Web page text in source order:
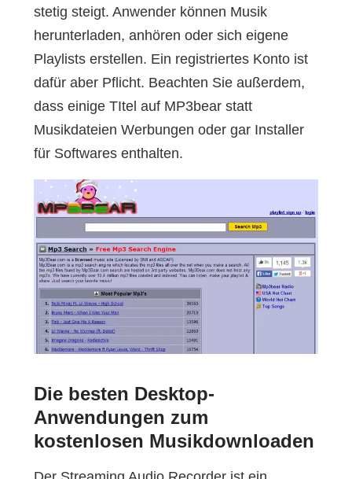
stetig steigt. Anwender können Musik
herunterladen, anhören oder sich eigene
Playlists erstellen. Ein registriertes Konto ist
dafür aber Pflicht. Beachten Sie außerdem,
dass einige TItel auf MP3bear statt
Musikdateien Werbungen oder gar Installer
für Softwares enthalten.
Die besten Desktop-
Anwendungen zum
kostenlosen Musikdownloaden